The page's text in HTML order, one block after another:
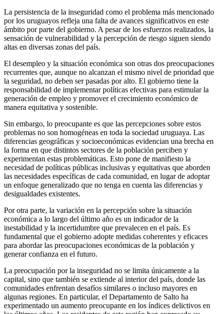
La persistencia de la inseguridad como el problema más mencionado
por los uruguayos refleja una falta de avances significativos en este
ámbito por parte del gobierno. A pesar de los esfuerzos realizados, la
sensación de vulnerabilidad y la percepción de riesgo siguen siendo
altas en diversas zonas del país.
El desempleo y la situación económica son otras dos preocupaciones
recurrentes que, aunque no alcanzan el mismo nivel de prioridad que
la seguridad, no deben ser pasadas por alto. El gobierno tiene la
responsabilidad de implementar políticas efectivas para estimular la
generación de empleo y promover el crecimiento económico de
manera equitativa y sostenible.
Sin embargo, lo preocupante es que las percepciones sobre estos
problemas no son homogéneas en toda la sociedad uruguaya. Las
diferencias geográficas y socioeconómicas evidencian una brecha en
la forma en que distintos sectores de la población perciben y
experimentan estas problemáticas. Esto pone de manifiesto la
necesidad de políticas públicas inclusivas y equitativas que aborden
las necesidades específicas de cada comunidad, en lugar de adoptar
un enfoque generalizado que no tenga en cuenta las diferencias y
desigualdades existentes.
Por otra parte, la variación en la percepción sobre la situación
económica a lo largo del último año es un indicador de la
inestabilidad y la incertidumbre que prevalecen en el país. Es
fundamental que el gobierno adopte medidas coherentes y eficaces
para abordar las preocupaciones económicas de la población y
generar confianza en el futuro.
La preocupación por la inseguridad no se limita únicamente a la
capital, sino que también se extiende al interior del país, donde las
comunidades enfrentan desafíos similares o incluso mayores en
algunas regiones. En particular, el Departamento de Salto ha
experimentado un aumento preocupante en los índices delictivos en